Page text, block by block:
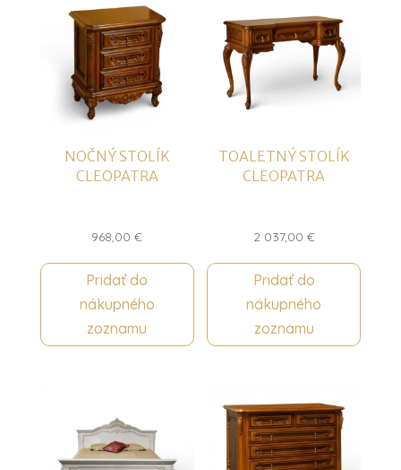
NOČNÝ STOLÍK
CLEOPATRA
968,00€
Pridať do
nákupného
zoznamu
TOALETNÝ STOLÍK
CLEOPATRA
2 037,00 €
Pridať do
nákupného
zoznamu